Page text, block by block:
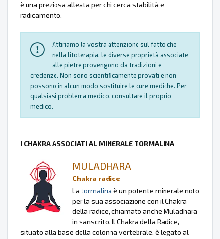
è una preziosa alleata per chi cerca stabilità e
radicamento.
Attiriamo la vostra attenzione sul fatto che
nella litoterapia, le diverse proprietà associate
alle pietre provengono da tradizioni e
credenze. Non sono scientificamente provati e non
possono in alcun modo sostituire le cure mediche. Per
qualsiasi problema medico, consultare il proprio
medico.
I CHAKRA ASSOCIATI AL MINERALE TORMALINA
MULADHARA
Chakra radice
La tormalina è un potente minerale noto
per la sua associazione con il Chakra
della radice, chiamato anche Muladhara
in sanscrito. Il Chakra della Radice,
situato alla base della colonna vertebrale, è legato al